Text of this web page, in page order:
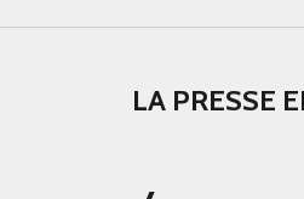
LA PRESSE